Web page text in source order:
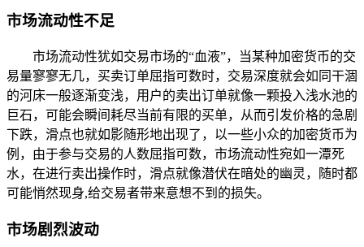
市场流动性不足
市场流动性犹如交易市场的“血液”，当某种加密货币的交
易量寥寥无几，买卖订单屈指可数时，交易深度就会如同干涸
的河床一般逐渐变浅，用户的卖出订单就像一颗投入浅水池的
巨石，可能会瞬间耗尽当前有限的买单，从而引发价格的急剧
下跌，滑点也就如影随形地出现了，以一些小众的加密货币为
例，由于参与交易的人数屈指可数，市场流动性宛如一潭死
水，在进行卖出操作时，滑点就像潜伏在暗处的幽灵，随时都
可能悄然现身,给交易者带来意想不到的损失。
市场剧烈波动